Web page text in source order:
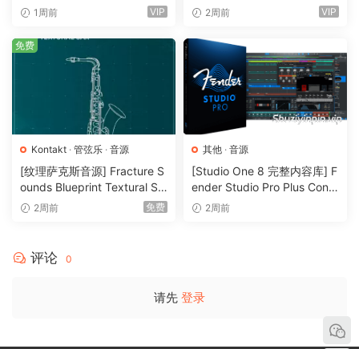
NTAKT]（4.33GB）
1周前 VIP
FUTURE WORLDS [KONTAK
2周前 VIP
Kontakt · 管弦乐 · 音源
[纹理萨克斯音源] Fracture S
ounds Blueprint Textural Sa
x (Woodwind Experiments)
2周前 免费
免费
其他 · 音源
[Studio One 8 完整内容库] F
ender Studio Pro Plus Conte
nt 2026-R2R（166GB）
2周前
评论 0
请先 登录